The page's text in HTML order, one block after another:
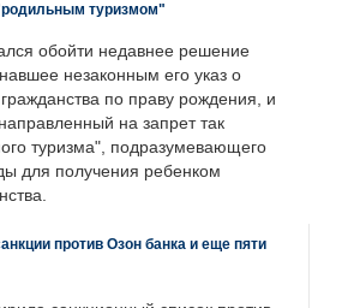
туризмом"
обойти недавнее решение
незаконным его указ о
по праву рождения, и
на запрет так
туризма", подразумевающего
для получения ребенком
против Озон банка и еще пяти